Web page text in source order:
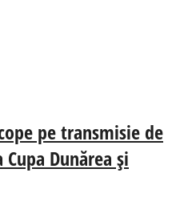
pe transmisie de
Dunărea și